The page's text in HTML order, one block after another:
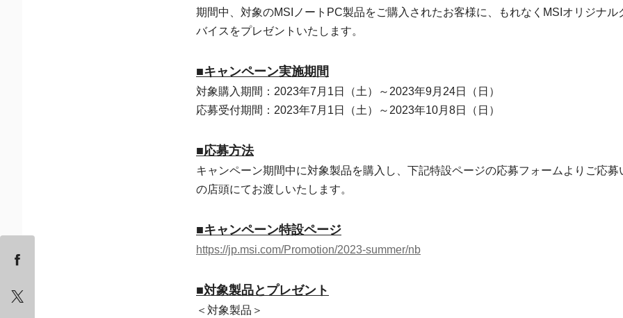
期間中、対象のMSIノートPC製品をご購入されたお客様に、もれなくMSIオリジナル
バイスをプレゼントいたします。
■キャンペーン実施期間
対象購入期間：2023年7月1日（土）～2023年9月24日（日）
応募受付期間：2023年7月1日（土）～2023年10月8日（日）
■応募方法
キャンペーン期間中に対象製品を購入し、下記特設ページの応募フォームよりご応
の店頭にてお渡しいたします。
■キャンペーン特設ページ
https://jp.msi.com/Promotion/2023-summer/nb
■対象製品とプレゼント
＜対象製品＞